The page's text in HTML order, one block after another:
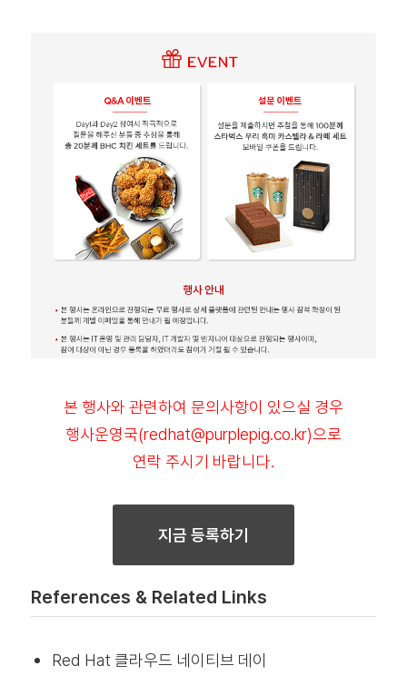
본 행사와 관련하여 문의사항이 있으실 경우
행사운영국(redhat@purplepig.co.kr)으로
연락 주시기 바랍니다.
지금 등록하기
References & Related Links
Red Hat 클라우드 네이티브 데이